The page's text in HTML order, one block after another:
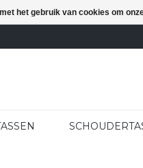
het gebruik van cookies om